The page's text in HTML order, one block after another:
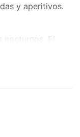
y aperitivos.
nocturnos. El